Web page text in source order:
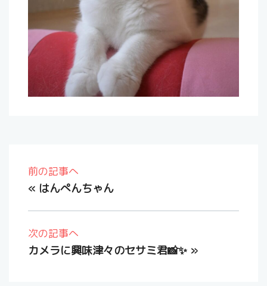
前の記事へ
« はんぺんちゃん
次の記事へ
カメラに興味津々のセサミ君📸✨ »